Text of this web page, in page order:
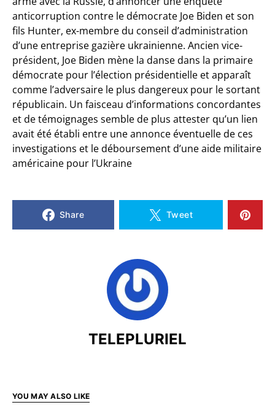
anticorruption contre le démocrate Joe Biden et son
fils Hunter, ex-membre du conseil d’administration
d’une entreprise gazière ukrainienne. Ancien vice-
président, Joe Biden mène la danse dans la primaire
démocrate pour l’élection présidentielle et apparaît
comme l’adversaire le plus dangereux pour le sortant
républicain. Un faisceau d’informations concordantes
et de témoignages semble de plus attester qu’un lien
avait été établi entre une annonce éventuelle de ces
investigations et le déboursement d’une aide militaire
américaine pour l’Ukraine
Share Tweet
TELEPLURIEL
YOU MAY ALSO LIKE